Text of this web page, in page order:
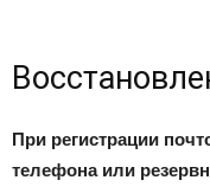
При регистрации
телефона или